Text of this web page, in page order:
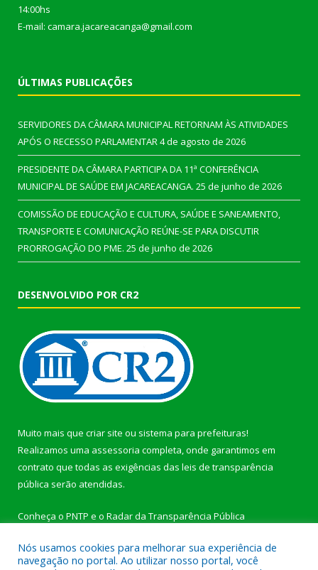
14:00hs
E-mail: camara.jacareacanga@gmail.com
ÚLTIMAS PUBLICAÇÕES
SERVIDORES DA CÂMARA MUNICIPAL RETORNAM ÀS ATIVIDADES
APÓS O RECESSO PARLAMENTAR4 de agosto de 2026
PRESIDENTE DA CÂMARA PARTICIPA DA 11ª CONFERÊNCIA
MUNICIPAL DE SAÚDE EM JACAREACANGA. 25 de junho de 2026
COMISSÃO DE EDUCAÇÃO E CULTURA, SAÚDE E SANEAMENTO,
TRANSPORTE E COMUNICAÇÃO REÚNE-SE PARA DISCUTIR
PRORROGAÇÃO DO PME. 25 de junho de 2026
DESENVOLVIDO POR CR2
Muito mais que criar site ou sistema para prefeituras!
Realizamos uma assessoria completa, onde garantimos em
contrato que todas as exigências das leis de transparência
pública serão atendidas.
Conheça o PNTP e o Radar da Transparência Pública
Nós usamos cookies para melhorar sua experiência de
navegação no portal. Ao utilizar nosso portal, você